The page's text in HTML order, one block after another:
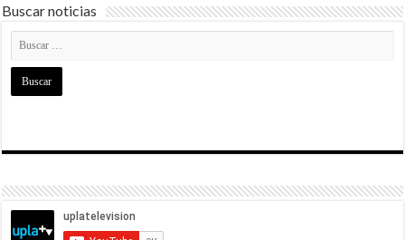
Buscar noticias